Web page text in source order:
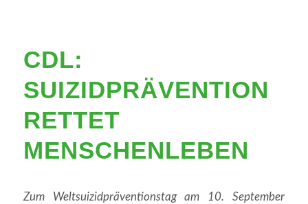
CDL:
SUIZIDPRÄVENTION
RETTET
MENSCHENLEBEN
Zum Weltsuizidpräventionstag am 10. September